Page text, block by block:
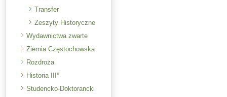
Transfer
Zeszyty Historyczne
Wydawnictwa zwarte
Ziemia Częstochowska
Rozdroża
Historia III°
Studencko-Doktorancki